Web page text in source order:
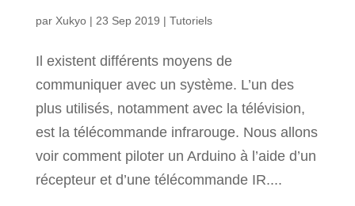
par Xukyo| 23 Sep 2019 | Tutoriels
Il existent différents moyens de
communiquer avec un système. L’un des
plus utilisés, notamment avec la télévision,
est la télécommande infrarouge. Nous allons
voir comment piloter un Arduino à l’aide d’un
récepteur et d’une télécommande IR....